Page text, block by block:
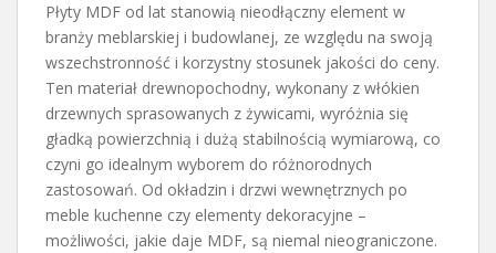
Płyty MDF od lat stanowią nieodłączny element w
branży meblarskiej i budowlanej, ze względu na swoją
wszechstronność i korzystny stosunek jakości do ceny.
Ten materiał drewnopochodny, wykonany z włókien
drzewnych sprasowanych z żywicami, wyróżnia się
gładką powierzchnią i dużą stabilnością wymiarową, co
czyni go idealnym wyborem do różnorodnych
zastosowań. Od okładzin i drzwi wewnętrznych po
meble kuchenne czy elementy dekoracyjne –
możliwości, jakie daje MDF, są niemal nieograniczone.